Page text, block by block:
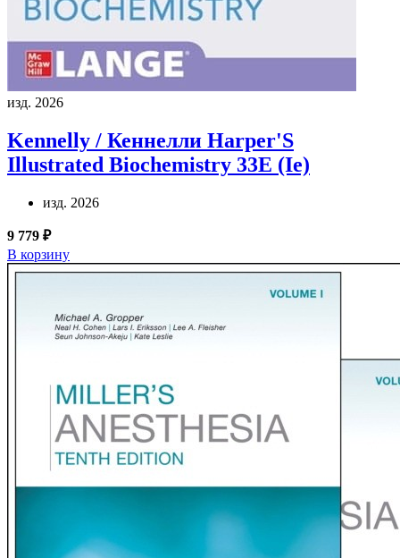
изд. 2026
Kennelly / Кеннелли Harper'S
Illustrated Biochemistry 33E (Ie)
изд. 2026
9 779 ₽
В корзину